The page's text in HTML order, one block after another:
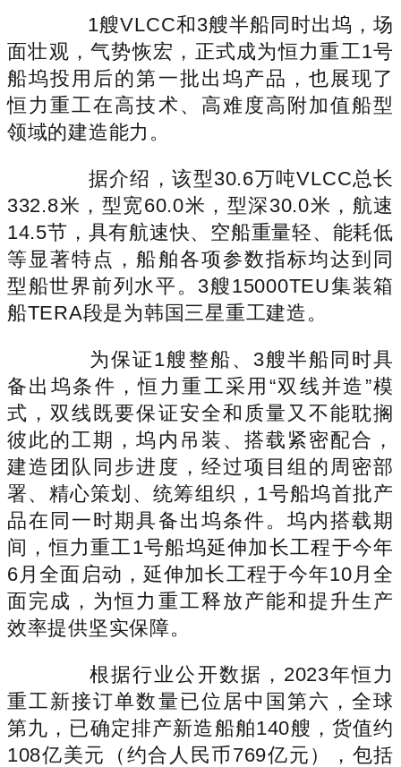
1艘VLCC和3艘半船同时出坞，场
面壮观，气势恢宏，正式成为恒力重工1号
船坞投用后的第一批出坞产品，也展现了
恒力重工在高技术、高难度高附加值船型
领域的建造能力。
据介绍，该型30.6万吨VLCC总长
332.8米，型宽60.0米，型深30.0米，航速
14.5节，具有航速快、空船重量轻、能耗低
等显著特点，船舶各项参数指标均达到同
型船世界前列水平。3艘15000TEU集装箱
船TERA段是为韩国三星重工建造。
为保证1艘整船、3艘半船同时具
备出坞条件，恒力重工采用“双线并造”模
式，双线既要保证安全和质量又不能耽搁
彼此的工期，坞内吊装、搭载紧密配合，
建造团队同步进度，经过项目组的周密部
署、精心策划、统筹组织，1号船坞首批产
品在同一时期具备出坞条件。坞内搭载期
间，恒力重工1号船坞延伸加长工程于今年
6月全面启动，延伸加长工程于今年10月全
面完成，为恒力重工释放产能和提升生产
效率提供坚实保障。
根据行业公开数据，2023年恒力
重工新接订单数量已位居中国第六，全球
第九，已确定排产新造船舶140艘，货值约
108亿美元（约合人民币769亿元），包括